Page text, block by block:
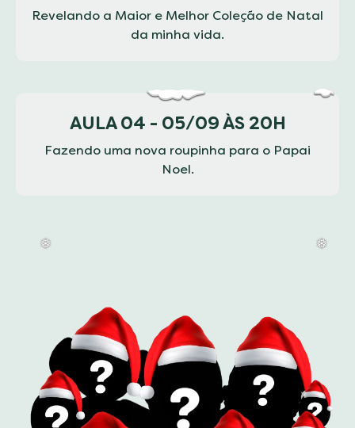
Revelando a Maior e Melhor Coleção de Natal
da minha vida.
AULA 04 - 05/09 ÀS 20H
Fazendo uma nova roupinha para o Papai
Noel.